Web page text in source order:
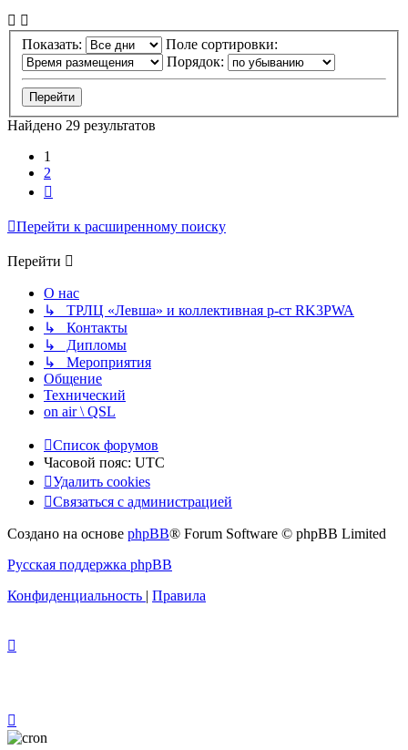
Показать:
Поле сортировки:
Порядок:
Найдено 29 результатов
1
2
Перейти к расширенному поиску
Перейти
О нас
↳ ТРЛЦ «Левша» и коллективная р-ст RK3PWA
↳ Контакты
↳ Дипломы
↳ Мероприятия
Общение
Технический
on air \ QSL
Список форумов
Часовой пояс: UTC
Удалить cookies
Связаться с администрацией
Создано на основе phpBB® Forum Software © phpBB Limited
Русская поддержка phpBB
Конфиденциальность
Правила